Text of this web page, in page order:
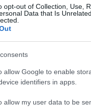
opt-out of Collection, Use,
Data that Is
allow Google to enable
identifiers in apps.
allow my user data to be
hasonlóan
köztük Szente